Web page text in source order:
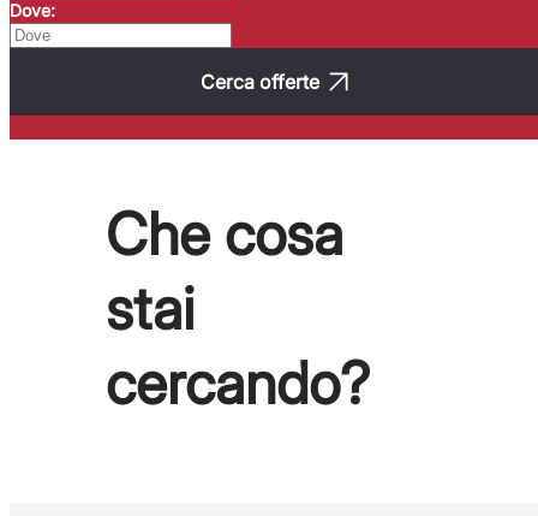
Dove:
Cerca offerte
Che cosa
stai
cercando?